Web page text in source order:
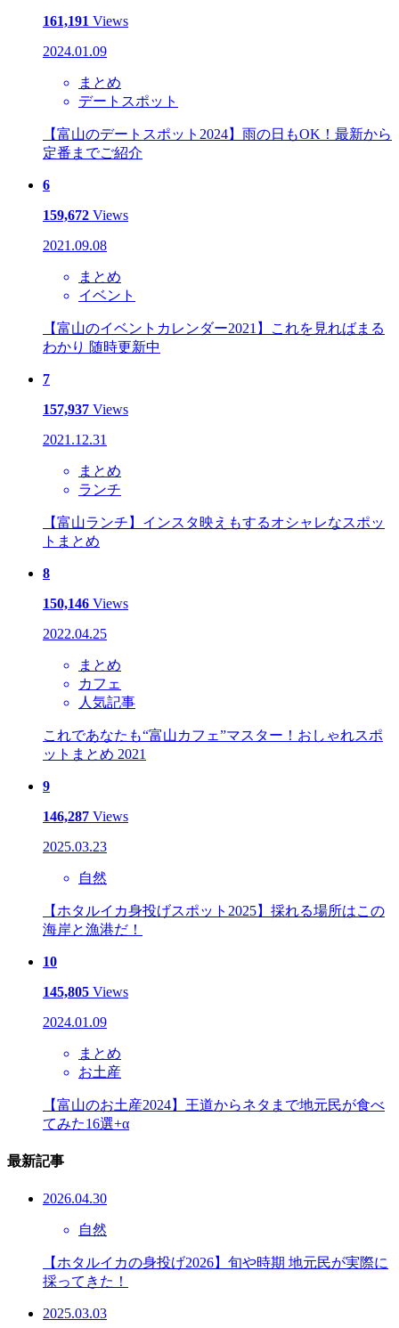
161,191 Views
2024.01.09
まとめ
デートスポット
【富山のデートスポット2024】雨の日もOK！最新から
定番までご紹介
6
159,672 Views
2021.09.08
まとめ
イベント
【富山のイベントカレンダー2021】これを見ればまる
わかり 随時更新中
7
157,937 Views
2021.12.31
まとめ
ランチ
【富山ランチ】インスタ映えもするオシャレなスポッ
トまとめ
8
150,146 Views
2022.04.25
まとめ
カフェ
人気記事
これであなたも“富山カフェ”マスター！おしゃれスポ
ットまとめ 2021
9
146,287 Views
2025.03.23
自然
【ホタルイカ身投げスポット2025】採れる場所はこの
海岸と漁港だ！
10
145,805 Views
2024.01.09
まとめ
お土産
【富山のお土産2024】王道からネタまで地元民が食べ
てみた16選+α
最新記事
2026.04.30
自然
【ホタルイカの身投げ2026】旬や時期 地元民が実際に
採ってきた！
2025.03.03